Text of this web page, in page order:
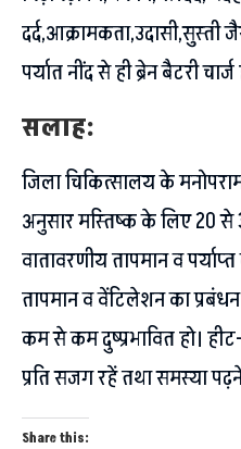
दर्द,आक्रामकता,उदासी,सुस्ती
पर्यात नींद से ही ब्रेन बैटरी चार्ज
सलाह:
जिला चिकित्सालय के
अनुसार मस्तिष्क के लिए 20 से
वातावरणीय तापमान व
तापमान व वेंटिलेशन का प्रबंधन
कम से कम दुष्प्रभावित हो।
प्रति सजग रहें तथा समस्या
Share this: